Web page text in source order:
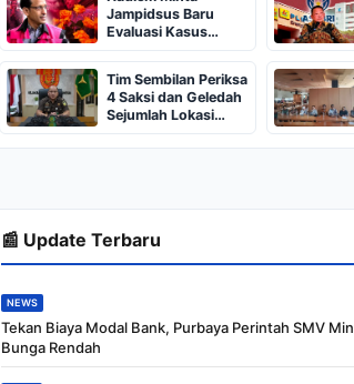
Jampidsus Baru
Evaluasi Kasus
Chromebook
Tim Sembilan Periksa
4 Saksi dan Geledah
Sejumlah Lokasi
dalam Kasus TPPU
Febrie Adriansyah
📰 Update Terbaru
NEWS
Tekan Biaya Modal Bank, Purbaya Perintah SMV
Bunga Rendah